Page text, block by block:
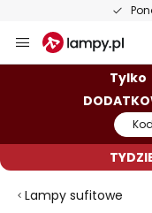
Przejdź
do
Tylko
Lampy sufitowe